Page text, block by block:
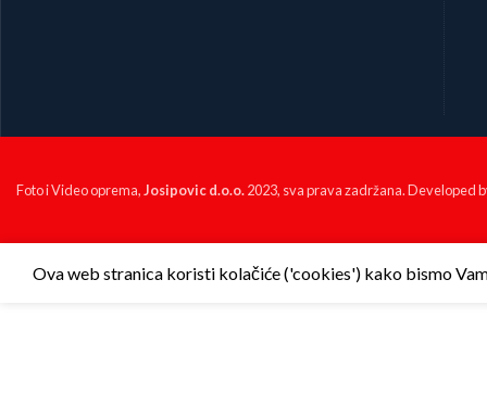
Foto i Video oprema,Josipovic d.o.o.2023, sva prava zadržana. Developed
Ova web stranica koristi kolačiće ('cookies') kako bismo